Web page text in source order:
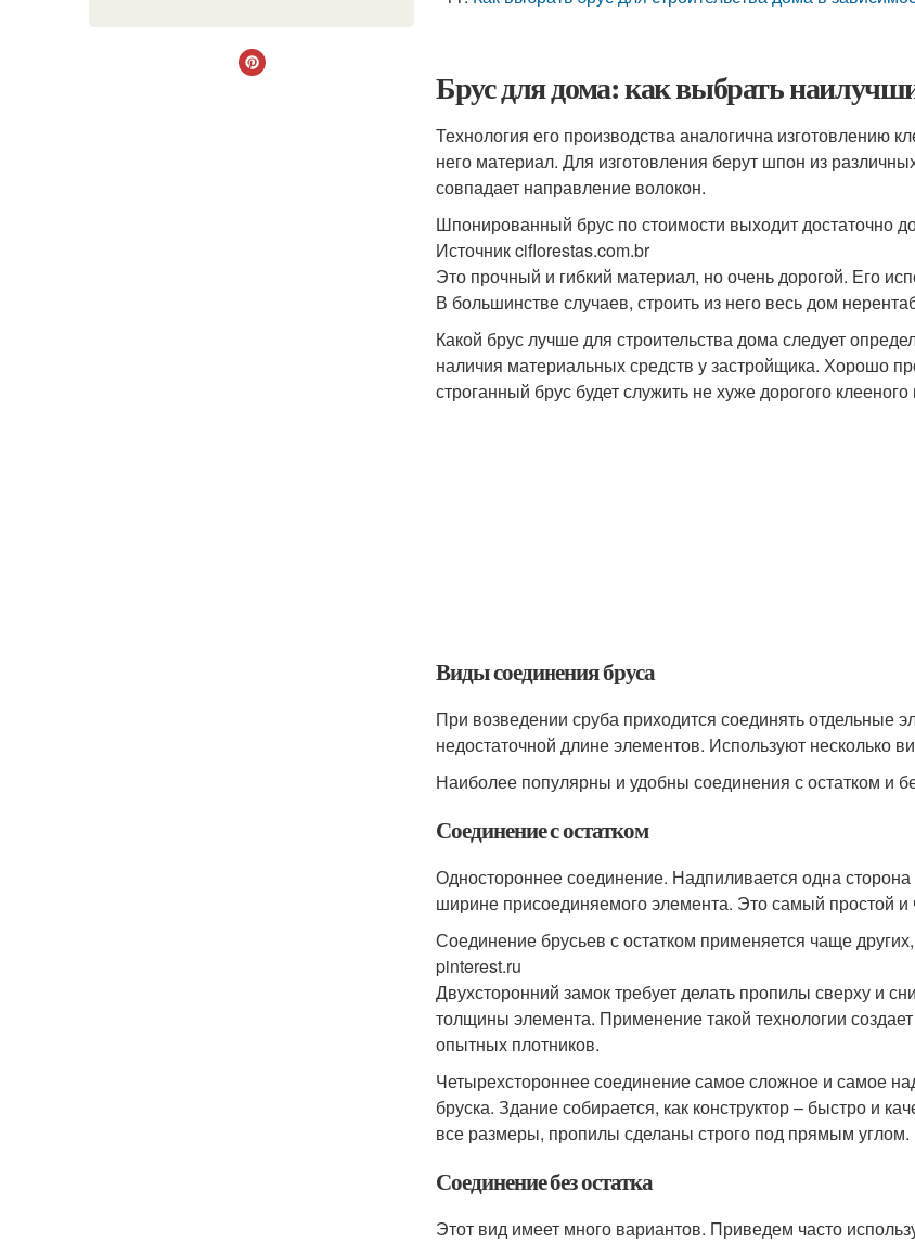
Брус для дома: как выбрать
Технология его производства аналогична изготовлению
него материал. Для изготовления берут шпон из
совпадает направление волокон.
Шпонированный брус по стоимости выходит достаточно
Источник ciflorestas.com.br
Это прочный и гибкий материал, но очень дорогой. Его
В большинстве случаев, строить из него весь дом
Какой брус лучше для строительства дома следует
наличия материальных средств у застройщика. Хорошо
строганный брус будет служить не хуже дорогого
Виды соединения бруса
При возведении сруба приходится соединять отдельные
недостаточной длине элементов. Используют несколько
Наиболее популярны и удобны соединения с остатком и
Соединение с остатком
Одностороннее соединение. Надпиливается одна
ширине присоединяемого элемента. Это самый простой и
Соединение брусьев с остатком применяется чаще
pinterest.ru
Двухсторонний замок требует делать пропилы сверху и
толщины элемента. Применение такой технологии
опытных плотников.
Четырехстороннее соединение самое сложное и самое
бруска. Здание собирается, как конструктор – быстро и
все размеры, пропилы сделаны строго под прямым углом.
Соединение без остатка
Этот вид имеет много вариантов. Приведем часто